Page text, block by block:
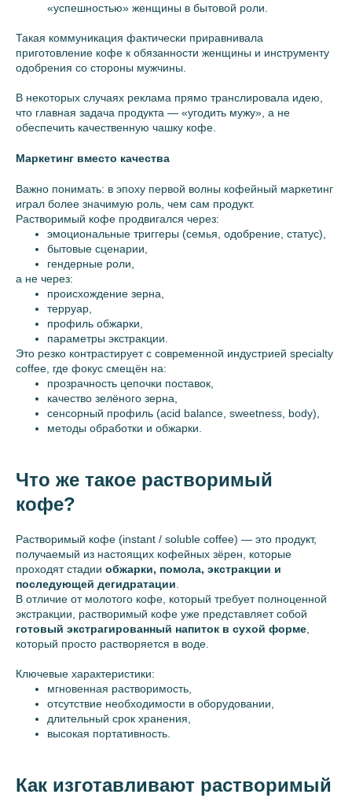
«успешностью» женщины в бытовой роли.
Такая коммуникация фактически приравнивала
приготовление кофе к обязанности женщины и инструменту
одобрения со стороны мужчины.
В некоторых случаях реклама прямо транслировала идею,
что главная задача продукта — «угодить мужу», а не
обеспечить качественную чашку кофе.
Маркетинг вместо качества
Важно понимать: в эпоху первой волны кофейный маркетинг
играл более значимую роль, чем сам продукт.
Растворимый кофе продвигался через:
эмоциональные триггеры (семья, одобрение, статус),
бытовые сценарии,
гендерные роли,
а не через:
происхождение зерна,
терруар,
профиль обжарки,
параметры экстракции.
Это резко контрастирует с современной индустрией specialty
coffee, где фокус смещён на:
прозрачность цепочки поставок,
качество зелёного зерна,
сенсорный профиль (acid balance, sweetness, body),
методы обработки и обжарки.
Что же такое растворимый
кофе?
Растворимый кофе (instant / soluble coffee) — это продукт,
получаемый из настоящих кофейных зёрен, которые
проходят стадии обжарки, помола, экстракции и
последующей дегидратации
В отличие от молотого кофе, который требует полноценной
экстракции, растворимый кофе уже представляет собой
готовый экстрагированный напиток в сухой форме
который просто растворяется в воде.
Ключевые характеристики:
мгновенная растворимость,
отсутствие необходимости в оборудовании,
длительный срок хранения,
высокая портативность.
Как изготавливают растворимый